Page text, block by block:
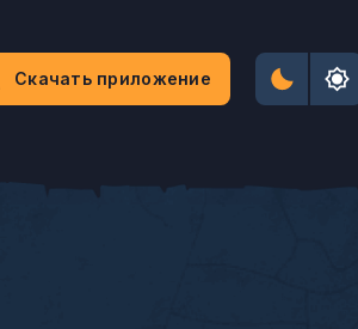
Скачать приложение